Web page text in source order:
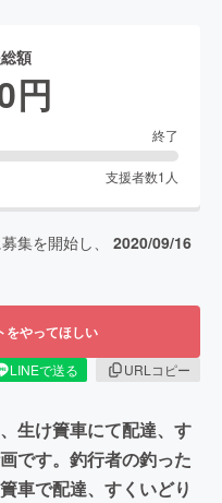
額
円
終了
支援者数1 人
集を開始し、 2020/09/16
をやってほしい
LINEで送る
URLコピー
生け簀車にて配達、す
です。釣行者の釣った
車で配達、すくいどり